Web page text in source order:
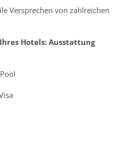
Versprechen von zahlreichen
Hotels: Ausstattung